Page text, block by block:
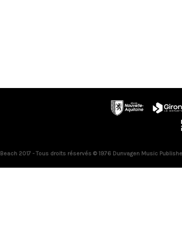
2017 - Tous droits réservés © 1976 Dunvagen Music